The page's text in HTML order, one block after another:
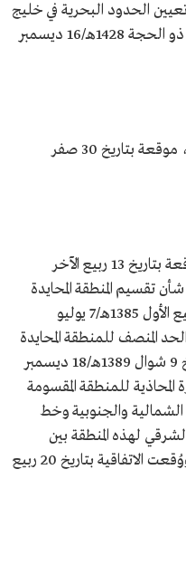
واتفاقية تعيين الحدود البحرية في خليج
العقبة بين البلدين، موقعة بتاريخ 6 ذو الحجة 1428هـ/16 ديسمبر
معاهدة الحدود الدولية بين البلدين، موقعة بتاريخ 30 صفر
اتفاقية الحدود بين نجد والكويت موقعة بتاريخ 13 ربيع الآخر
واتفاقية في شأن تقسيم المنطقة المحايدة
(المنطقة المقسومة) موقعة بتاريخ 9 ربيع الأول 1385هـ/7 يوليو
المنصف للمنطقة المحايدة
بين السعودية والكويت موقعة بتاريخ 9 شوال 1389هـ/18 ديسمبر
المحاذية للمنطقة المقسومة
والجنوبية وخط
لهذه المنطقة بين
البلدين كطرف، وإيران كطرف آخر، ووُقعت الاتفاقية بتاريخ 20 ربيع